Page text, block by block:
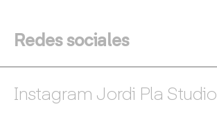
Redes sociales
Instagram Jordi Pla Studio